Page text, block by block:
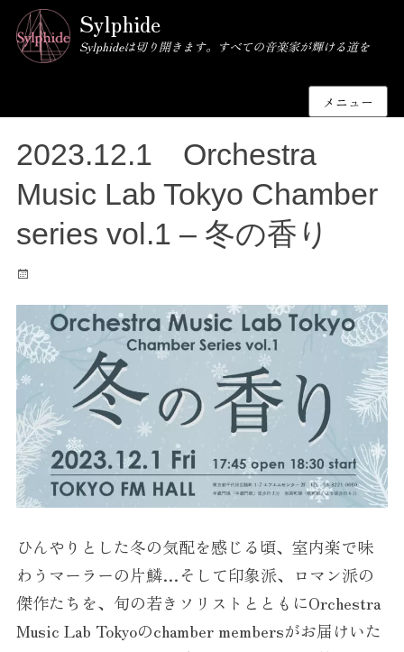
Sylphide
Sylphideは切り開きます。すべての音楽家が輝ける道を
メニュー
2023.12.1 Orchestra
Music Lab Tokyo Chamber
series vol.1 – 冬の香り
投
ひんやりとした冬の気配を感じる頃、室内楽で味
わうマーラーの片鱗…そして印象派、ロマン派の
傑作たちを、旬の若きソリストとともにOrchestra
Music Lab Tokyoのchamber membersがお届けいた